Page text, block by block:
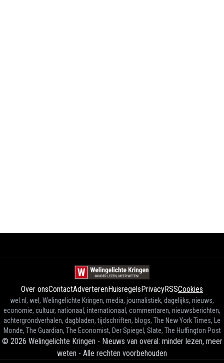
Over onsContactAdverterenHuisregelsPrivacyRSSCookies
wel.nl, wel, Welingelichte Kringen, media, journalistiek, dagelijks, nieuws,
economie, cultuur, nationaal, internationaal, commentaren, nieuwsberichten,
achtergrondverhalen, dagbladen, tijdschriften, blogs, The New York Times, Le
Monde, The Guardian, The Economist, Der Spiegel, Slate, The Huffington Post
© 2026 Welingelichte Kringen - Nieuws van overal: minder lezen, meer
weten - Alle rechten voorbehouden